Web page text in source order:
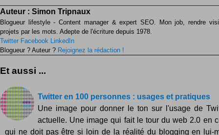
Auteur : Simon Tripnaux
Blogueur lifestyle - Content manager & expert SEO. Mon job, rendre
projets par les mots. Adepte de l'écriture depuis 1978.
Twitter Facebook LinkedIn
Blogueur ? Auteur ? Rejoignez la rédaction !
Et aussi ...
Twitter en 100 personnes : usages et pratiques
Une image pour donner le ton sur l'usage de
actuelle. Une image qui fait le tour du web 2.0 en
qui ne doit pas être si loin de la réalité du blogging en lui-